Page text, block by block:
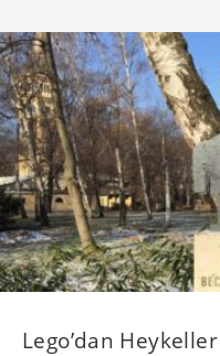
Lego’dan Heykeller